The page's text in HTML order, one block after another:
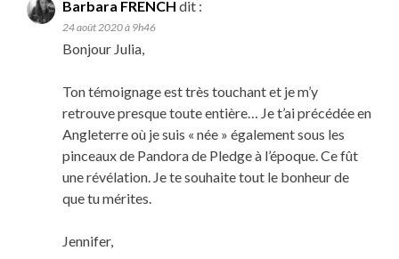
Barbara FRENCH dit :
24 août 2020 à 9h46
Bonjour Julia,
Ton témoignage est très touchant et je m’y
retrouve presque toute entière… Je t’ai précédée en
Angleterre où je suis « née » également sous les
pinceaux de Pandora de Pledge à l’époque. Ce fût
une révélation. Je te souhaite tout le bonheur de
que tu mérites.
Jennifer,